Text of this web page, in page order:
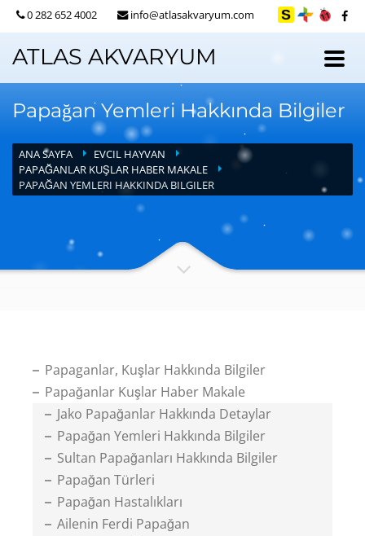
0 282 652 4002 info@atlasakvaryum.com
ATLAS AKVARYUM
Papağan Yemleri Hakkında Bilgiler
ANA SAYFA
EVCIL HAYVAN
PAPAĞANLAR KUŞLAR HABER MAKALE
PAPAĞAN YEMLERI HAKKINDA BILGILER
Papaganlar, Kuşlar Hakkında Bilgiler
Papağanlar Kuşlar Haber Makale
Jako Papağanlar Hakkında Detaylar
Papağan Yemleri Hakkında Bilgiler
Sultan Papağanları Hakkında Bilgiler
Papağan Türleri
Papağan Hastalıkları
Ailenin Ferdi Papağan